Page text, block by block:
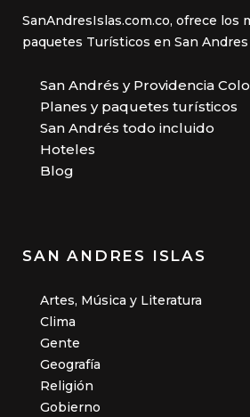
SanAndresIslas.com.co, ofrece los
paquetes Turísticos en San Andres
San Andrés y Providencia
Planes y paquetes turísticos
San Andrés todo incluido
Hoteles
Blog
SAN ANDRES ISLAS
Artes, Música y Literatura
Clima
Gente
Geografía
Religión
Gobierno